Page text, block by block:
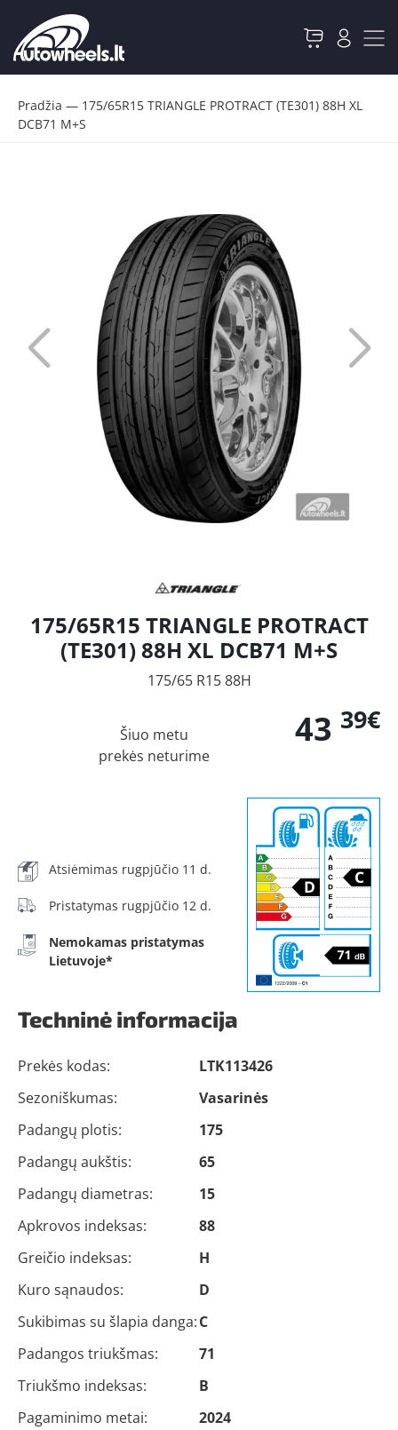
Pradžia — 175/65R15 TRIANGLE PROTRACT (TE301) 88H XL
DCB71 M+S
175/65R15 TRIANGLE PROTRACT
(TE301) 88H XL DCB71 M+S
175/65 R15 88H
43 39€
Šiuo metu
prekės neturime
Atsiėmimas rugpjūčio 11 d.
Pristatymas rugpjūčio 12 d.
Nemokamas pristatymas
Lietuvoje*
Techninė informacija
Prekės kodas:
LTK113426
Sezoniškumas:
Vasarinės
Padangų plotis:
175
Padangų aukštis:
65
Padangų diametras:
15
Apkrovos indeksas:
88
Greičio indeksas:
H
Kuro sąnaudos:
D
Sukibimas su šlapia danga:C
Padangos triukšmas:
71
Triukšmo indeksas:
B
Pagaminimo metai:
2024